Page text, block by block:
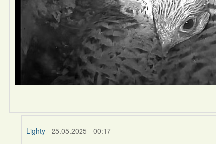
Lighty- 25.05.2025 - 00:17